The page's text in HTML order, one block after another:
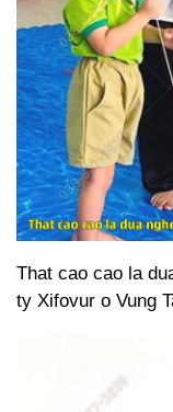
That cao cao la
ty Xifovur o Vung